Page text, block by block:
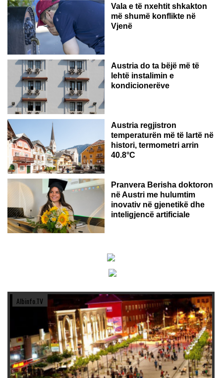
Vala e të nxehtit shkakton
më shumë konflikte në
Vjenë
Austria do ta bëjë më të
lehtë instalimin e
kondicionerëve
Austria regjistron
temperaturën më të lartë në
histori, termometri arrin
40.8°C
AUSTRI
Pranvera Berisha doktoron
në Austri me hulumtim
inovativ në gjenetikë dhe
inteligjencë artificiale
Albinfo.TV